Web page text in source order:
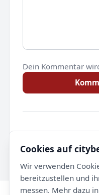
Dein Kommentar
Noch keine
Cookies auf
Wir verwenden
bereitzustellen und
messen. Mehr dazu